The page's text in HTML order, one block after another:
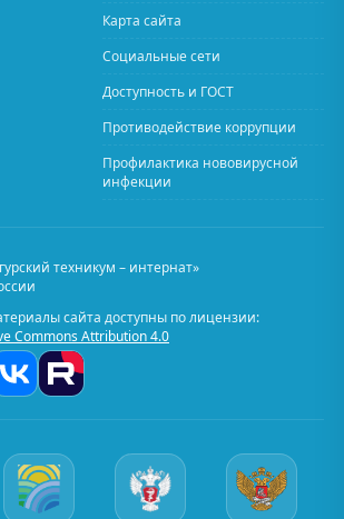
Карта сайта
Социальные сети
Доступность и ГОСТ
Противодействие коррупции
Профилактика нововирусной
инфекции
техникум – интернат»
сайта доступны по лицензии:
Commons Attribution 4.0